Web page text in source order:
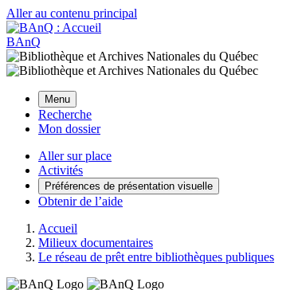
Aller au contenu principal
BAnQ
Menu
Recherche
Mon dossier
Aller sur place
Activités
Préférences de présentation visuelle
Obtenir de l’aide
Accueil
Milieux documentaires
Le réseau de prêt entre bibliothèques publiques